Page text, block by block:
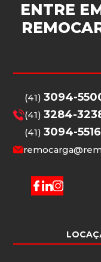
ENTRE
(41)3094-
(41)3284-
(41)3094-5516